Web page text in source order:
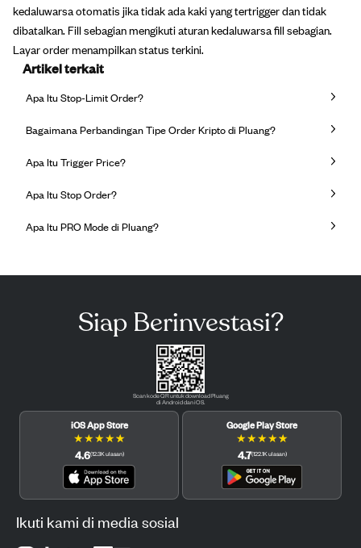
kedaluwarsa otomatis jika tidak ada kaki yang tertrigger dan tidak
dibatalkan. Fill sebagian mengikuti aturan kedaluwarsa fill sebagian.
Layar order menampilkan status terkini.
Artikel terkait
Apa Itu Stop-Limit Order?
Bagaimana Perbandingan Tipe Order Kripto di Pluang?
Apa Itu Trigger Price?
Apa Itu Stop Order?
Apa Itu PRO Mode di Pluang?
Siap Berinvestasi?
Scan kode QR untuk download Pluang
di Android dan iOS.
iOS App Store
★★★★★
4.6(12.3K ulasan)
Google Play Store
★★★★★
4.7(122.1K ulasan)
Ikuti kami di media sosial